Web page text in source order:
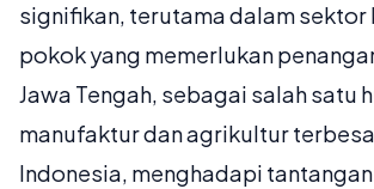
signifikan, terutama dalam sektor
pokok yang memerlukan
Jawa Tengah, sebagai salah satu
manufaktur dan agrikultur
Indonesia, menghadapi